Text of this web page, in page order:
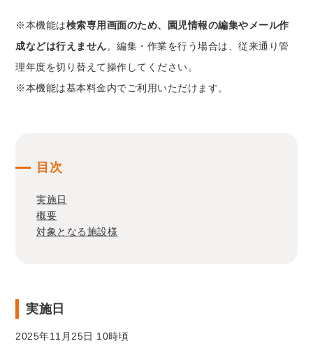
※本機能は検索専用画面のため、園児情報の編集やメール作
成などは行えません。編集・作業を行う場合は、従来通り管
理年度を切り替えて操作してください。
※本機能は基本料金内でご利用いただけます。
目次
実施日
概要
対象となる施設様
実施日
2025年11月25日 10時頃